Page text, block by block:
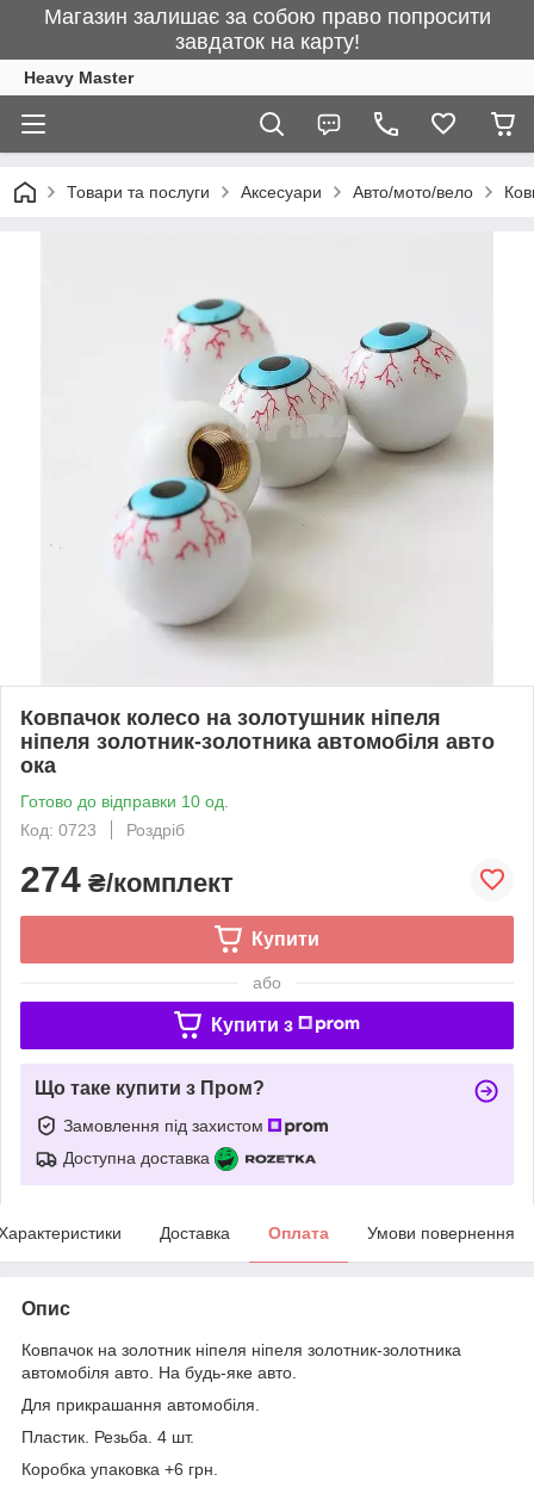
Магазин залишає за собою право попросити
завдаток на карту!
Heavy Master
Товари та послуги Аксесуари Авто/мото/вело
Ковпачок колесо на золотушник ніпеля
ніпеля золотник-золотника автомобіля авто
ока
Готово до відправки 10 од.
Код: 0723
Роздріб
274 ₴/комплект
Купити
або
Купити з
Що таке купити з Пром?
Замовлення під захистом
Доступна доставка
Доставка Оплата Умови повернення
Опис
Ковпачок на золотник ніпеля ніпеля золотник-золотника
автомобіля авто. На будь-яке авто.
Для прикрашання автомобіля.
Пластик. Резьба. 4 шт.
Коробка упаковка +6 грн.